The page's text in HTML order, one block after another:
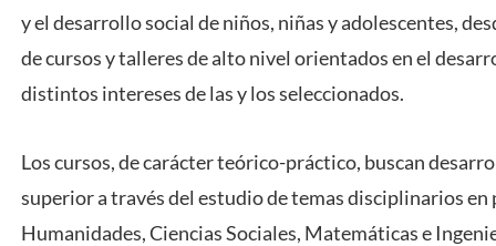
y el desarrollo social de niños, niñas y adolescentes,
de cursos y talleres de alto nivel orientados en el
distintos intereses de las y los seleccionados.
Los cursos, de carácter teórico-práctico, buscan
superior a través del estudio de temas disciplinarios en
Humanidades, Ciencias Sociales, Matemáticas e